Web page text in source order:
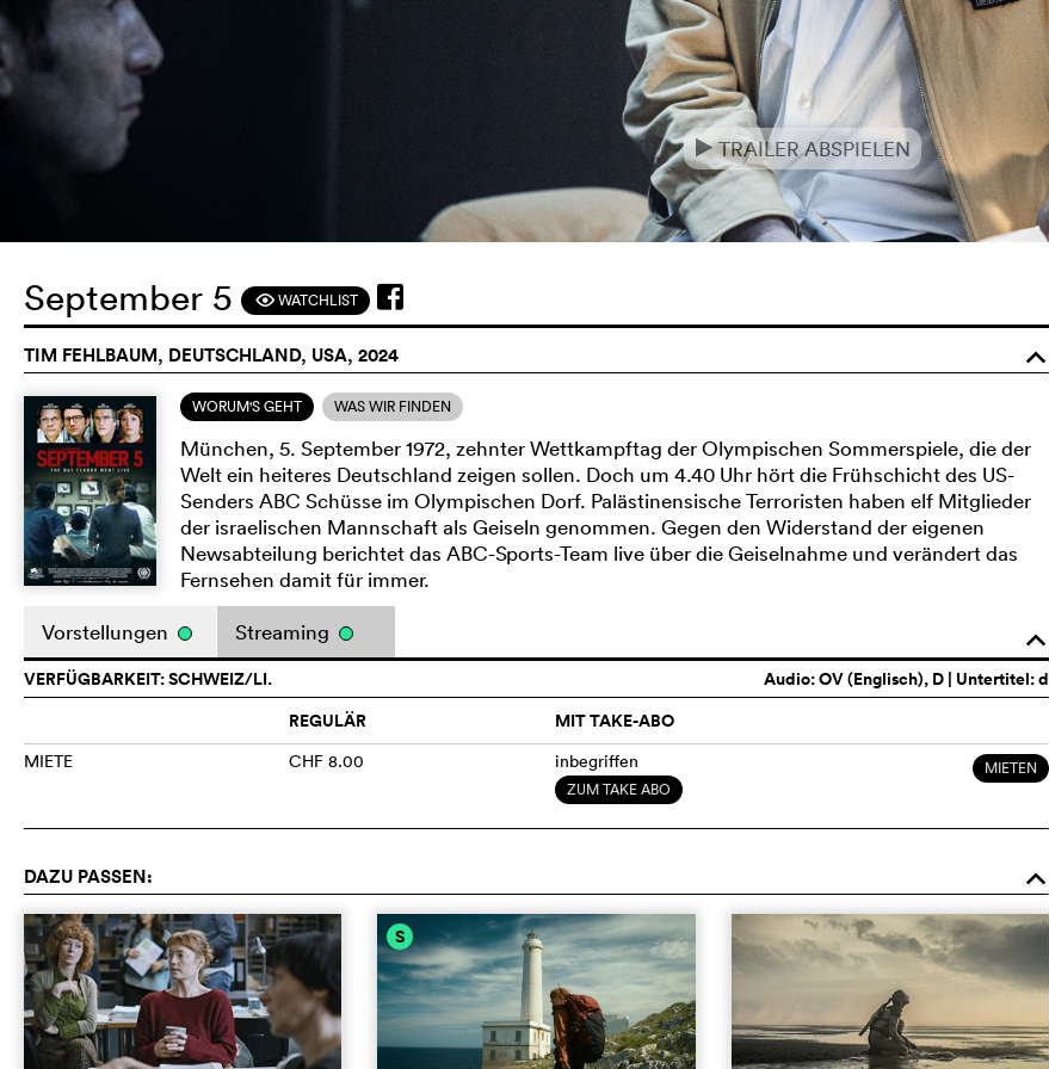
eTRAILER ABSPIELEN
September 5 FWATCHLIST
TIM FEHLBAUM, DEUTSCHLAND, USA, 2024 o
WORUM'S GEHT WAS WIR FINDEN
München, 5. September 1972, zehnter Wettkampftag der Olympischen Sommerspiele, die der
Welt ein heiteres Deutschland zeigen sollen. Doch um 4.40 Uhr hört die Frühschicht des US-
Senders ABC Schüsse im Olympischen Dorf. Palästinensische Terroristen haben elf Mitglieder
der israelischen Mannschaft als Geiseln genommen. Gegen den Widerstand der eigenen
Newsabteilung berichtet das ABC-Sports-Team live über die Geiselnahme und verändert das
Fernsehen damit für immer.
o
Vorstellungen Streaming
Audio:OV (Englisch), D | Untertitel: d
VERFÜGBARKEIT: SCHWEIZ/LI.
REGULÄR
MIT TAKE-ABO
MIETE CHF 8.00 inbegriffen
ZUM TAKE ABO
MIETEN
DAZU PASSEN: o
S